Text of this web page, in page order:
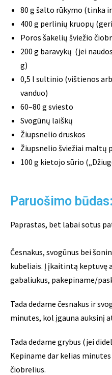
80 g šalto rūkymo (tinka
400 g perlinių kruopų
Poros šakelių šviežio
200 g baravykų (jei
g)
0,5 l sultinio (vištienos
vanduo)
60–80 g sviesto
Svogūnų laiškų
Žiupsnelio druskos
Žiupsnelio šviežiai maltų
100 g kietojo sūrio
Paruošimo būdas:
Paprastas, bet labai sotus
Česnakus, svogūnus bei
kubeliais. Į įkaitintą keptuvę
gabaliukus, pakepiname/
Tada dedame česnakus ir
minutes, kol įgauna auksinį
Tada dedame grybus (jei
Kepiname dar kelias
čiobrelius.